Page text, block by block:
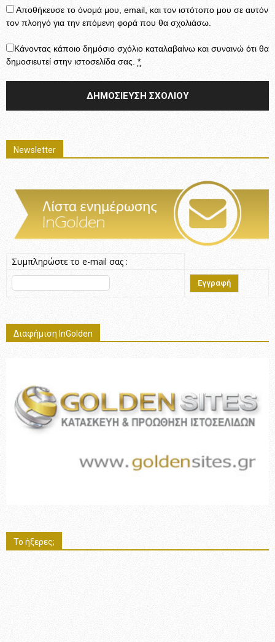
Αποθήκευσε το όνομά μου, email, και τον ιστότοπο μου σε αυτόν
τον πλοηγό για την επόμενη φορά που θα σχολιάσω.
Κάνοντας κάποιο δημόσιο σχόλιο καταλαβαίνω και συναινώ ότι θα
δημοσιευτεί στην ιστοσελίδα σας. *
Newsletter
Συμπληρώστε το e-mail σας :
Διαφήμιση InGolden
Το ήξερες;